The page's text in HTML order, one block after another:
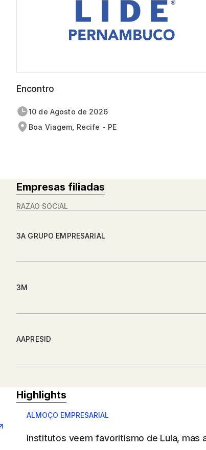
Encontro
10 de agosto de 2026
Boa Viagem, Recife - PE
Empresas filiadas
RAZÃO SOCIAL
3A GRUPO EMPRESARIAL
3M
AAPRESID
ABB SAU
ABB WOOD
Highlights
ALMOÇO EMPRESARIAL
Institutos veem favoritismo de Lula, mas